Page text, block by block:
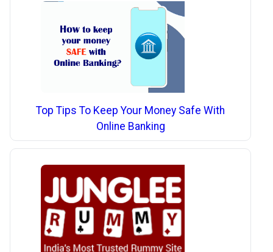
Top Tips To Keep Your Money Safe With
Online Banking